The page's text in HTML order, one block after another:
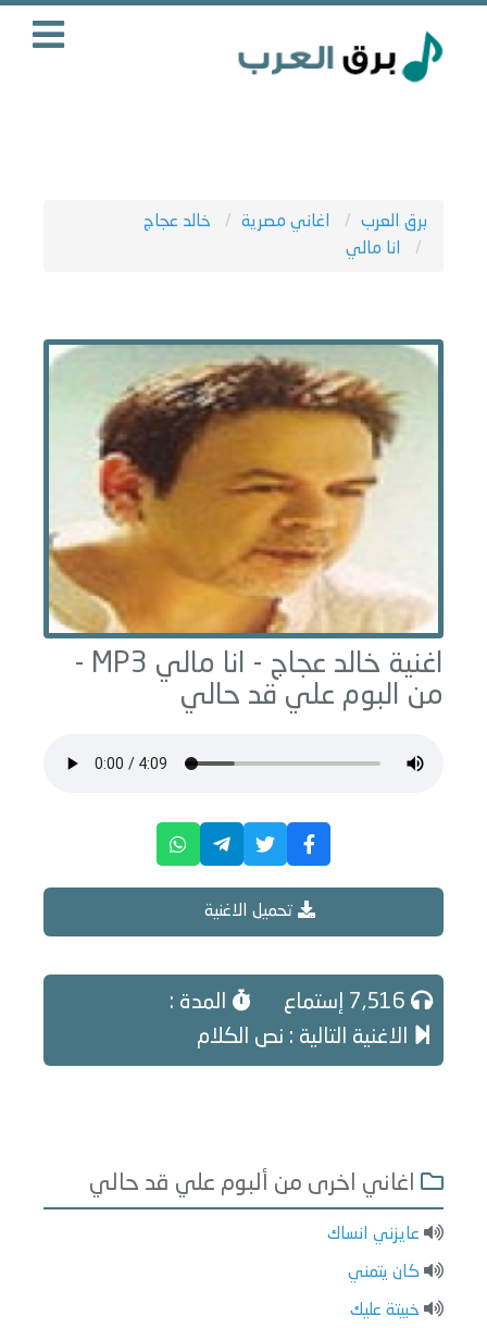
برق العرب اغاني مصرية
خالد عجاج
انا مالي
اغنية خالد عجاج - انا مالي
MP3 -
من البوم علي قد حالي
تحميل الاغنية
المدة :
الاغنية التالية : نص الكلام
اغاني اخرى من ألبوم علي قد حالي
عايزني انساك
كان يتمني
خبيتة عليك